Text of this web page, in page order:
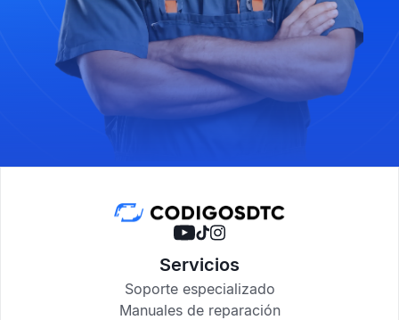
Servicios
Soporte especializado
Manuales de reparación